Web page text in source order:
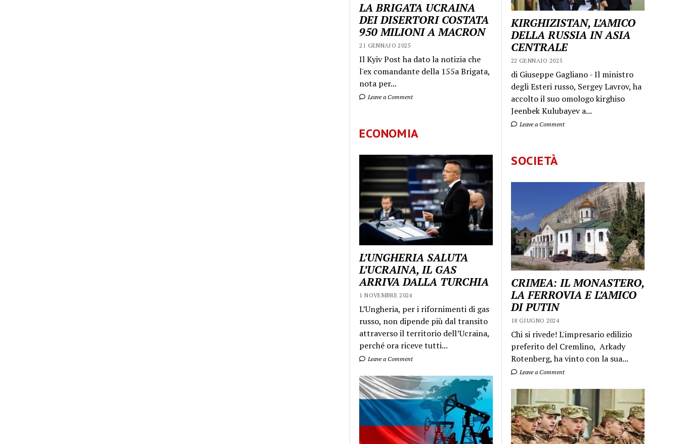
KIRGHIZISTAN, L’AMICO
DELLA RUSSIA IN ASIA
CENTRALE
22 GENNAIO 2025
di Giuseppe Gagliano - Il ministro
degli Esteri russo, Sergey Lavrov, ha
accolto il suo omologo kirghiso
Jeenbek Kulubayev a...
Leave a Comment
SOCIETÀ
CRIMEA: IL MONASTERO,
LA FERROVIA E L’AMICO
DI PUTIN
18 GIUGNO 2024
Chi si rivede! L'impresario edilizio
preferito del Cremlino, Arkady
Rotenberg, ha vinto con la sua...
Leave a Comment
LA BRIGATA UCRAINA
DEI DISERTORI COSTATA
950 MILIONI A MACRON
21 GENNAIO 2025
Il Kyiv Post ha dato la notizia che
l'ex comandante della 155a Brigata,
nota per...
Leave a Comment
ECONOMIA
L’UNGHERIA SALUTA
L’UCRAINA, IL GAS
ARRIVA DALLA TURCHIA
1 NOVEMBRE 2024
L’Ungheria, per i rifornimenti di gas
russo, non dipende più dal transito
attraverso il territorio dell’Ucraina,
perché ora riceve tutti...
Leave a Comment